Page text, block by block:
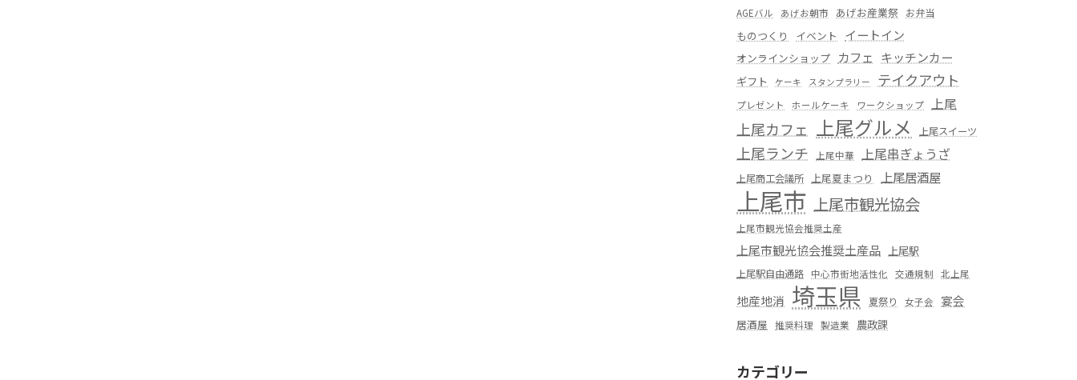
AGEバル あげお朝市 あげお産業祭 お弁当
ものつくり イベント イートイン
オンラインショップ カフェ キッチンカー
ギフト ケーキ スタンプラリー テイクアウト
プレゼント ホールケーキ ワークショップ 上尾
上尾カフェ 上尾グルメ 上尾スイーツ
上尾ランチ 上尾中華 上尾串ぎょうざ
上尾商工会議所 上尾夏まつり 上尾居酒屋
上尾市 上尾市観光協会
上尾市観光協会推奨土産
上尾市観光協会推奨土産品 上尾駅
上尾駅自由通路 中心市街地活性化 交通規制 北上尾
地産地消 埼玉県 夏祭り 女子会 宴会
居酒屋 推奨料理 製造業 農政課
カテゴリー